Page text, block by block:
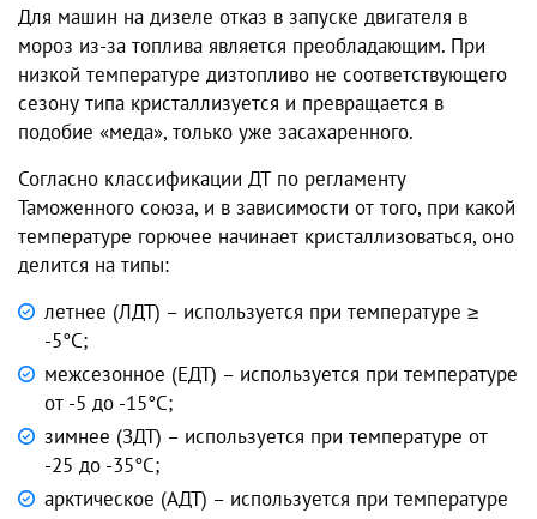
Для машин на дизеле отказ в запуске двигателя в
мороз из-за топлива является преобладающим. При
низкой температуре дизтопливо не соответствующего
сезону типа кристаллизуется и превращается в
подобие «меда», только уже засахаренного.
Согласно классификации ДТ по регламенту
Таможенного союза, и в зависимости от того, при какой
температуре горючее начинает кристаллизоваться, оно
делится на типы:
летнее (ЛДТ) – используется при температуре ≥
-5°C;
межсезонное (ЕДТ) – используется при температуре
от -5 до -15°C;
зимнее (ЗДТ) – используется при температуре от
-25 до -35°C;
арктическое (АДТ) – используется при температуре